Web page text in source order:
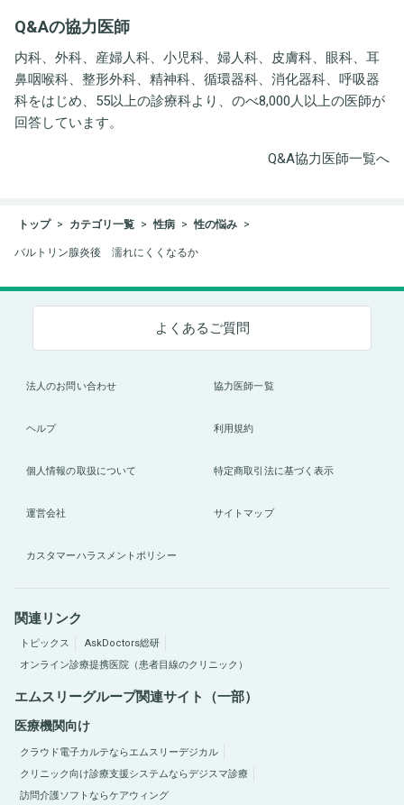
Q&Aの協力医師
内科、外科、産婦人科、小児科、婦人科、皮膚科、眼科、耳
鼻咽喉科、整形外科、精神科、循環器科、消化器科、呼吸器
科をはじめ、55以上の診療科より、のべ8,000人以上の医師が
回答しています。
Q&A協力医師一覧へ
トップ カテゴリ一覧 性病 性の悩み
バルトリン腺炎後 濡れにくくなるか
よくあるご質問
法人のお問い合わせ 協力医師一覧
ヘルプ 利用規約
個人情報の取扱について 特定商取引法に基づく表示
運営会社 サイトマップ
カスタマーハラスメントポリシー
関連リンク
トピックス
AskDoctors総研
オンライン診療提携医院（患者目線のクリニック）
エムスリーグループ関連サイト（一部）
医療機関向け
クラウド電子カルテならエムスリーデジカル
クリニック向け診療支援システムならデジスマ診療
訪問介護ソフトならケアウィング